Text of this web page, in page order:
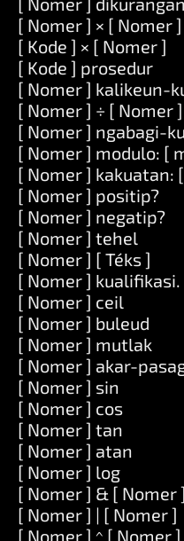
[ Nomer ] × [ Nomer ]
[ Kode ] × [ Nomer ]
[ Kode ] prosedur
[ Nomer ] kalikeun-
[ Nomer ] ÷ [ Nomer ]
[ Nomer ] ngabagi-
[ Nomer ] modulo: [
[ Nomer ] kakuatan:
[ Nomer ] positip?
[ Nomer ] negatip?
[ Nomer ] tehel
[ Nomer ] [ Téks ]
[ Nomer ] kualifikasi.
[ Nomer ] ceil
[ Nomer ] buleud
[ Nomer ] mutlak
[ Nomer ] akar-
[ Nomer ] sin
[ Nomer ] cos
[ Nomer ] tan
[ Nomer ] atan
[ Nomer ] log
[ Nomer ] & [ Nomer ]
[ Nomer ] | [ Nomer ]
[ Nomer ] ^ [ Nomer ]